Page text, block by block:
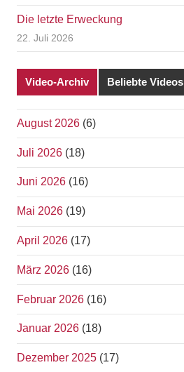
Die letzte Erweckung
22. Juli 2026
Video-Archiv Beliebte Videos
August 2026 (6)
Juli 2026 (18)
Juni 2026 (16)
Mai 2026 (19)
April 2026 (17)
März 2026 (16)
Februar 2026 (16)
Januar 2026 (18)
Dezember 2025 (17)